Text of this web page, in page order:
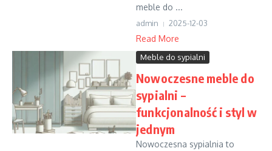
meble do ...
admin 2025-12-03
Read More
Meble do sypialni
Nowoczesne meble do
sypialni –
funkcjonalność i styl w
jednym
Nowoczesna sypialnia to